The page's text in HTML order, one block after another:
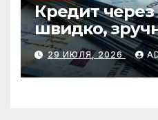
Кредит через
швидко,
зайвих
29 ИЮЛЯ, 2026